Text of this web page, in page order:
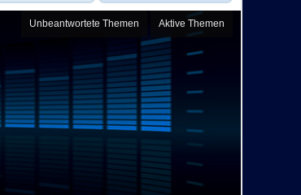
Unbeantwortete Themen Aktive Themen